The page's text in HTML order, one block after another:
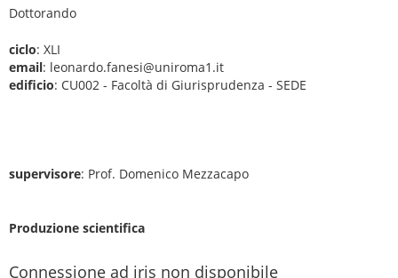
Dottorando
ciclo: XLI
email: leonardo.fanesi@uniroma1.it
edificio: CU002 - Facoltà di Giurisprudenza - SEDE
supervisore: Prof. Domenico Mezzacapo
Produzione scientifica
Connessione ad iris non disponibile